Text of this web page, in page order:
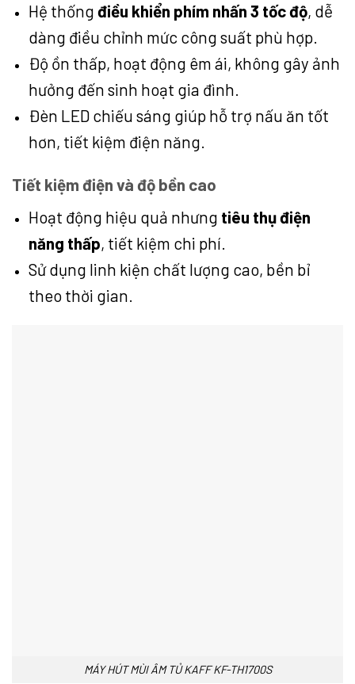
Hệ thống điều khiển phím nhấn 3 tốc độ, dễ
dàng điều chỉnh mức công suất phù hợp.
Độ ồn thấp, hoạt động êm ái, không gây ảnh
hưởng đến sinh hoạt gia đình.
Đèn LED chiếu sáng giúp hỗ trợ nấu ăn tốt
hơn, tiết kiệm điện năng.
Tiết kiệm điện và độ bền cao
Hoạt động hiệu quả nhưng tiêu thụ điện
năng thấp, tiết kiệm chi phí.
Sử dụng linh kiện chất lượng cao, bền bỉ
theo thời gian.
MÁY HÚT MÙI ÂM TỦ KAFF KF-TH1700S